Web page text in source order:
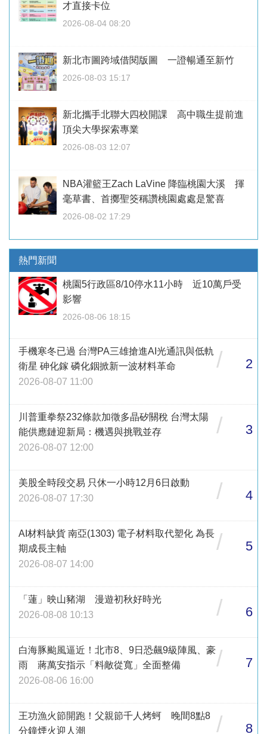
才直接卡位
2026-08-04 08:20
新北市圖跨域借閱版圖 一證暢通至新竹
2026-08-03 15:17
新北攜手北聯大四校開課 高中職生提前進
頂尖大學探索專業
2026-08-03 12:07
NBA灌籃王Zach LaVine 降臨桃園大溪 揮
毫草書、首擲聖筊稱讚桃園處處是驚喜
2026-08-02 17:29
熱門新聞
桃園5行政區8/10停水11小時 近10萬戶受
影響
2026-08-06 18:15
手機寒冬已過 台灣PA三雄搶進AI光通訊與低軌
衛星 砷化鎵 磷化銦掀新一波材料革命
2026-08-07 11:00
/ 2
川普重拳祭232條款加徵多晶矽關稅 台灣太陽
能供應鏈迎新局：機遇與挑戰並存
2026-08-07 12:00
/ 3
美股全時段交易 只休一小時12月6日啟動
2026-08-07 17:30
/ 4
AI材料缺貨 南亞(1303) 電子材料取代塑化 為長
期成長主軸
2026-08-07 14:00
/ 5
「蓮」映山豬湖 漫遊初秋好時光
2026-08-08 10:13
/ 6
白海豚颱風逼近！北市8、9日恐飆9級陣風、豪
雨 蔣萬安指示「料敵從寬」全面整備
2026-08-06 16:00
/ 7
王功漁火節開跑！父親節千人烤蚵 晚間8點8
分鐘煙火迎人潮
/ 8